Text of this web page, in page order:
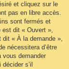
et cliquez sur le
pas en libre accès.
sont fermés et
est dit « Ouvert »,
dit « À la demande »,
nécessitera d’être
vous demander
s’il